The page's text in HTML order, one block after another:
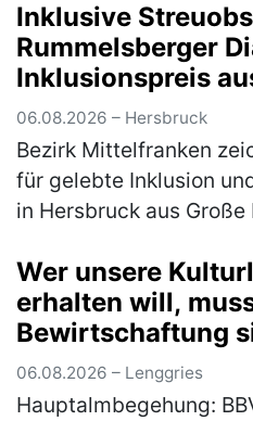
Inklusive
Rummelsberger
Inklusionspreis
06.08.2026 – Hersbruck
Bezirk Mittelfranken
für gelebte Inklusion
in Hersbruck aus
des Fachbereichs
Wer unsere
erhalten will,
Bewirtschaftung
06.08.2026 – Lenggries
Hauptalmbegehung: